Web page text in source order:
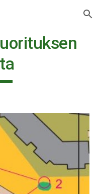
Skip to navigation